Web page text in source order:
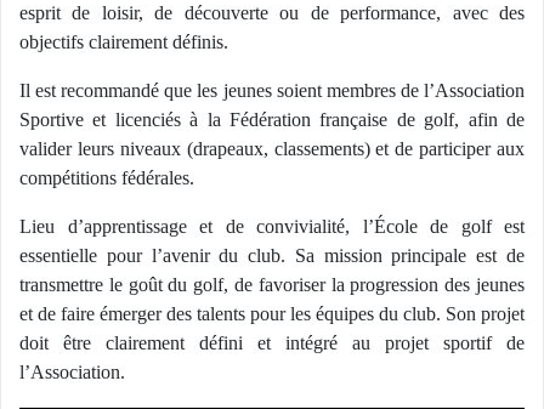
esprit de loisir, de découverte ou de performance, avec des
objectifs clairement définis.
Il est recommandé que les jeunes soient membres de l’Association
Sportive et licenciés à la Fédération française de golf, afin de
valider leurs niveaux (drapeaux, classements) et de participer aux
compétitions fédérales.
Lieu d’apprentissage et de convivialité, l’École de golf est
essentielle pour l’avenir du club. Sa mission principale est de
transmettre le goût du golf, de favoriser la progression des jeunes
et de faire émerger des talents pour les équipes du club. Son projet
doit être clairement défini et intégré au projet sportif de
l’Association.